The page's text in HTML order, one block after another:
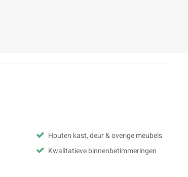
Houten kast, deur & overige meubels
Kwalitatieve binnenbetimmeringen